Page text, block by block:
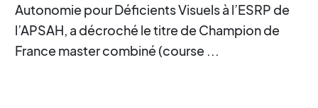
Autonomie pour Déficients Visuels à l’ESRP de
l’APSAH, a décroché le titre de Champion de
France master combiné (course ...